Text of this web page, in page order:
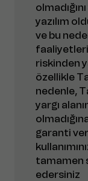
yazılım
ve bu
riskinden
özellikle
nedenle,
yargı
garanti
tamamen
edersiniz